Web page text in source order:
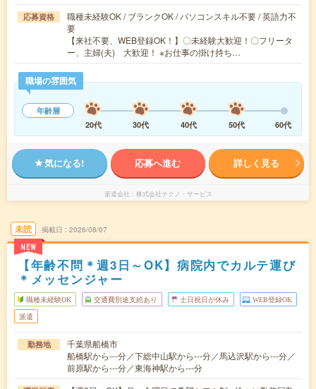
応募資格
職種未経験OK / ブランクOK / パソコンスキル不要 / 英語力不
要
【来社不要、WEB登録OK！】〇未経験大歓迎！〇フリータ
ー、主婦(夫) 大歓迎！ ※お仕事の掛け持ち…
職場の雰囲気
年齢層
20代
30代 40代 50代 60代
気になる! 応募へ進む 詳しく見る
派遣会社 株式会社テクノ・サービス
未読
NEW
掲載日 2026/08/07
【年齢不問＊週3日～OK】病院内でカルテ運び
＊メッセンジャー
職種未経験OK 交通費別途支給あり 土日祝日が休み WEB登録OK
派遣
勤務地
千葉県船橋市
船橋駅から---分／下総中山駅から---分／馬込沢駅から---分／
前原駅から---分／東海神駅から---分